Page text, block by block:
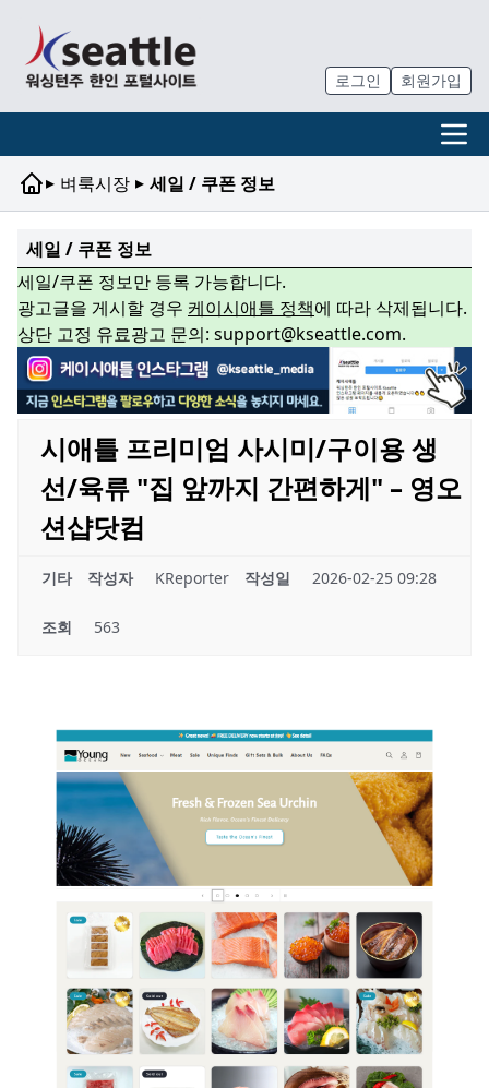
로그인 회원가입
▸ 벼룩시장 ▸ 세일 / 쿠폰 정보
세일 / 쿠폰 정보
세일/쿠폰 정보만 등록 가능합니다.
광고글을 게시할 경우 케이시애틀 정책에 따라 삭제됩니다.
상단 고정 유료광고 문의: support@kseattle.com.
시애틀 프리미엄 사시미/구이용 생
선/육류 "집 앞까지 간편하게" – 영오
션샵닷컴
기타 작성자 KReporter 작성일 2026-02-25 09:28
조회 563